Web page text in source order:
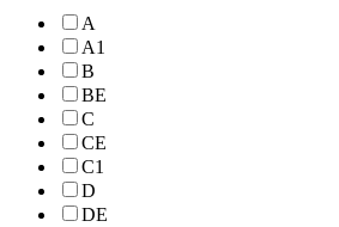
A
A1
B
BE
C
CE
C1
D
DE